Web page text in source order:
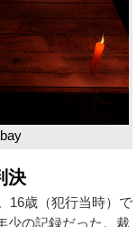
決
16歳（犯行当時）で
少の記録だった。裁